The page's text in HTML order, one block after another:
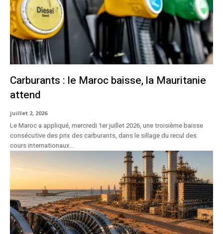
Carburants : le Maroc baisse, la Mauritanie
attend
juillet 2, 2026
Le Maroc a appliqué, mercredi 1er juillet 2026, une troisième baisse
consécutive des prix des carburants, dans le sillage du recul des
cours internationaux...